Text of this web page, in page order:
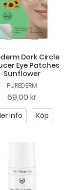
Dark Circle
Eye Patches
Sunflower
PUREDERM
69,00 kr
info Köp